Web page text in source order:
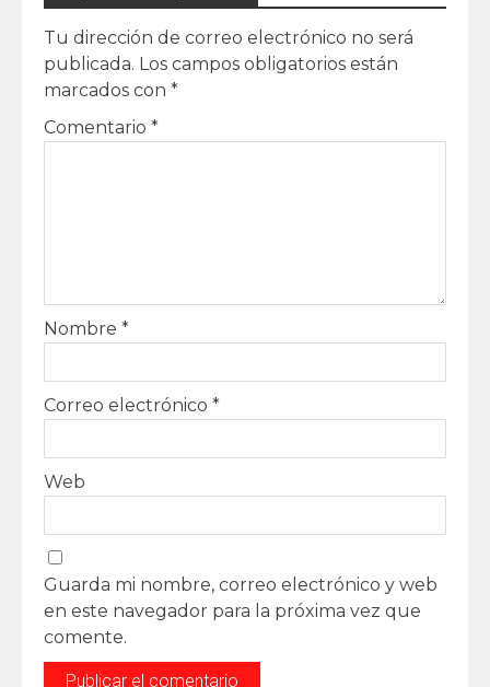
Tu dirección de correo electrónico no será
publicada. Los campos obligatorios están
marcados con *
Comentario *
Nombre *
Correo electrónico *
Web
Guarda mi nombre, correo electrónico y web
en este navegador para la próxima vez que
comente.